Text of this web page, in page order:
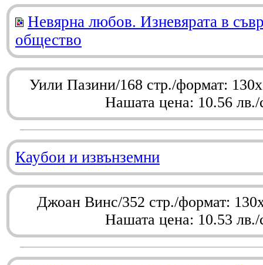
Невярна любов. Изневярата в
общество
Уили Пазини/168 стр./формат:
Нашата цена: 10.56 лв./
Каубои и извънземни
Джоан Винс/352 стр./формат:
Нашата цена: 10.53 лв./